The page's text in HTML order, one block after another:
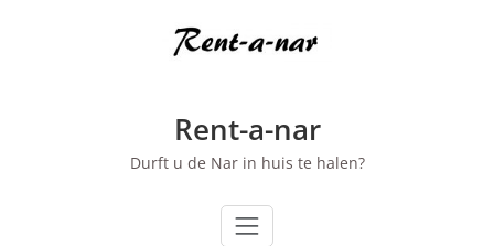
Rent-a-nar
Durft u de Nar in huis te halen?